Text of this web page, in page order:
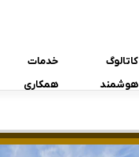
کاتالوگ
هوشمند
خدمات
همکاری
همکاری در